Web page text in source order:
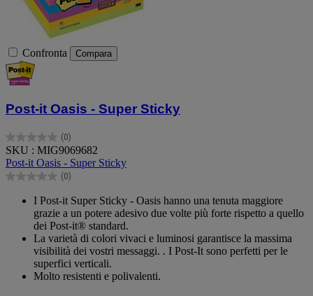
Confronta Compara
Post-it Oasis - Super Sticky
(0)
0.0
su
5
stelle.
SKU : MIG9069682
Post-it Oasis - Super Sticky
(0)
0.0
I Post-it Super Sticky - Oasis hanno una tenuta maggiore
grazie a un potere adesivo due volte più forte rispetto a quello
dei Post-it® standard.
La varietà di colori vivaci e luminosi garantisce la massima
visibilità dei vostri messaggi. . I Post-It sono perfetti per le
superfici verticali.
Molto resistenti e polivalenti.